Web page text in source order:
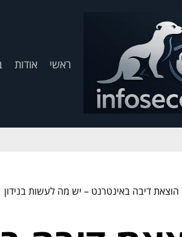
ראשי אודות
הוצאת דיבה באינטרנט – יש מה לעשות בנידון